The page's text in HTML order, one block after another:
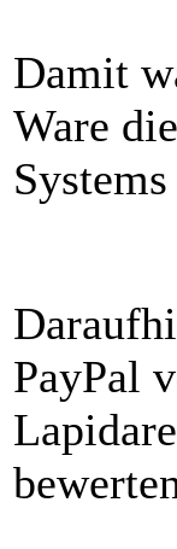
Damit
Ware
PayPal